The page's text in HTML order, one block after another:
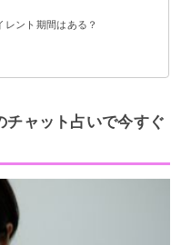
じント期間はある？
る
もある
チャット占いで今すぐ